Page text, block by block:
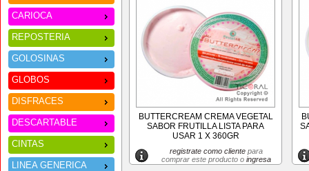
CARIOCA
REPOSTERIA
GOLOSINAS
GLOBOS
DISFRACES
DESCARTABLE
CINTAS
LINEA GENERICA
BUTTERCREAM CREMA VEGETAL
SABOR FRUTILLA LISTA PARA
USAR 1 X 360GR
registrate como clientepara
comprar este producto o ingresa